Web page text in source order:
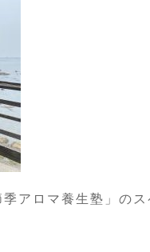
アロマ養生塾」のス